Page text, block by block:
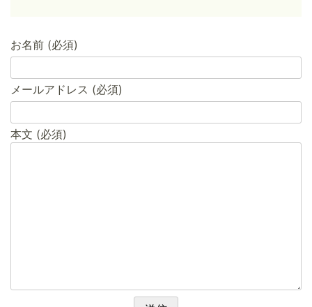
お名前 (必須)
メールアドレス (必須)
本文 (必須)